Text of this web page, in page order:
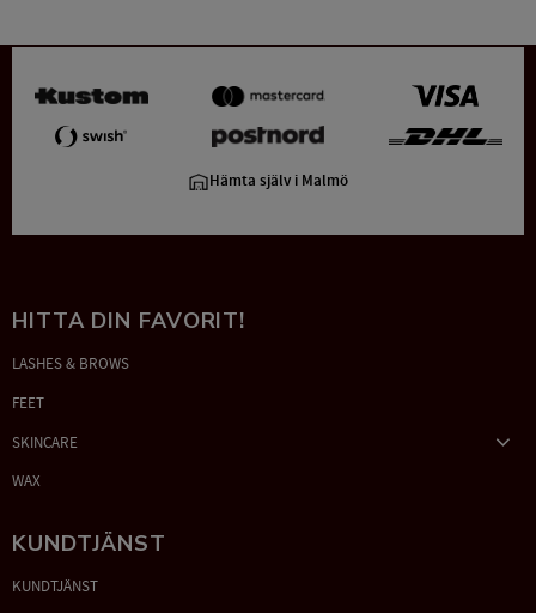
Hämta själv i Malmö
HITTA DIN FAVORIT!
LASHES & BROWS
FEET
SKINCARE
WAX
KUNDTJÄNST
KUNDTJÄNST